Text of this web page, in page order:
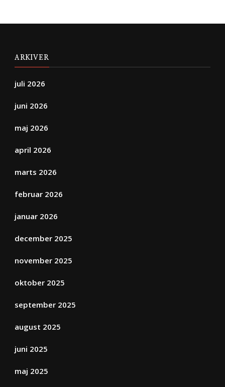
ARKIVER
juli 2026
juni 2026
maj 2026
april 2026
marts 2026
februar 2026
januar 2026
december 2025
november 2025
oktober 2025
september 2025
august 2025
juni 2025
maj 2025